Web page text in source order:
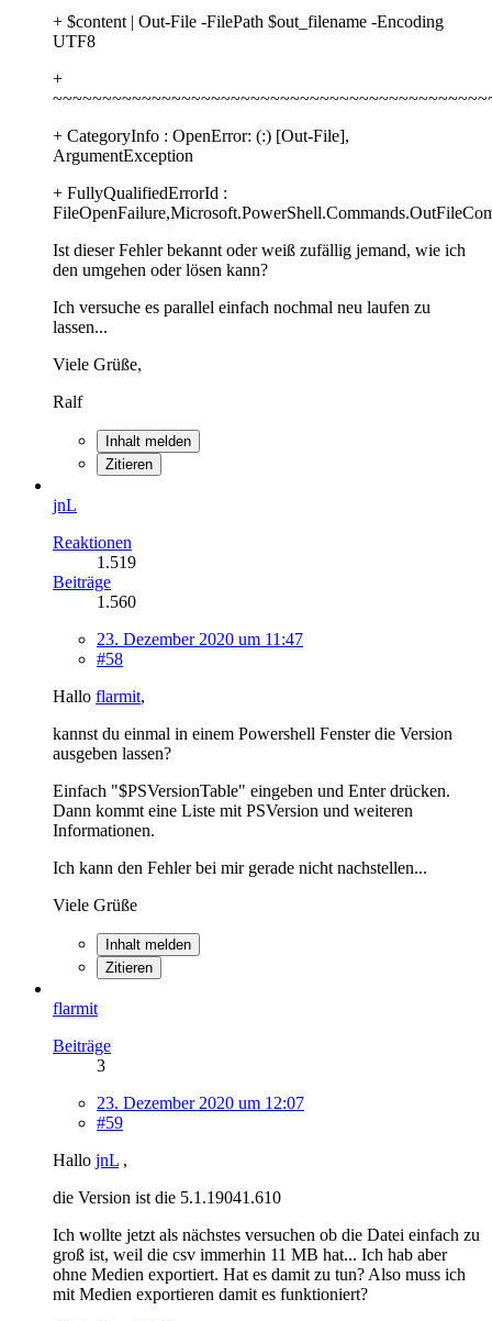
+ $content | Out-File -FilePath $out_filename -Encoding
UTF8
+
+ CategoryInfo : OpenError: (:) [Out-File],
ArgumentException
+ FullyQualifiedErrorId :
Ist dieser Fehler bekannt oder weiß zufällig jemand, wie ich
den umgehen oder lösen kann?
Ich versuche es parallel einfach nochmal neu laufen zu
lassen...
Viele Grüße,
Ralf
Inhalt melden
Zitieren
jnL
Reaktionen
1.519
Beiträge
1.560
23. Dezember 2020 um 11:47
#58
Hallo flarmit,
kannst du einmal in einem Powershell Fenster die Version
ausgeben lassen?
Einfach "$PSVersionTable" eingeben und Enter drücken.
Dann kommt eine Liste mit PSVersion und weiteren
Informationen.
Ich kann den Fehler bei mir gerade nicht nachstellen...
Viele Grüße
Inhalt melden
Zitieren
flarmit
Beiträge
3
23. Dezember 2020 um 12:07
#59
Hallo jnL ,
die Version ist die 5.1.19041.610
Ich wollte jetzt als nächstes versuchen ob die Datei einfach zu
groß ist, weil die csv immerhin 11 MB hat... Ich hab aber
ohne Medien exportiert. Hat es damit zu tun? Also muss ich
mit Medien exportieren damit es funktioniert?